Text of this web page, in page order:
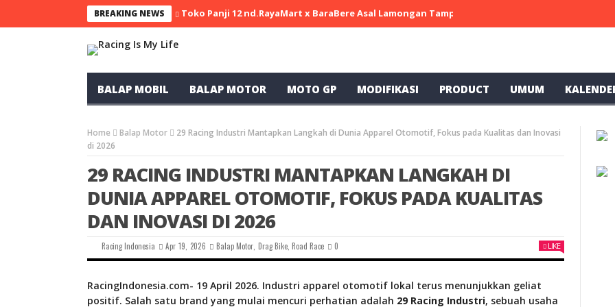
BREAKING NEWS Toko Panji 12 nd.RayaMart x BaraBere Asal Lamongan Tampil Kompetitif, Raih Tiga Podium di
BALAP MOBIL BALAP MOTOR MOTO GP MODIFIKASI PRODUCT UMUM
Home Balap Motor
29 Racing Industri Mantapkan Langkah di Dunia Apparel Otomotif, Fokus pada Kualitas dan Inovasi
di 2026
29 RACING INDUSTRI MANTAPKAN LANGKAH DI
DUNIA APPAREL OTOMOTIF, FOKUS PADA KUALITAS
DAN INOVASI DI 2026
Racing Indonesia Apr 19, 2026 Balap Motor Drag Bike,Road Race 0 LIKE
RacingIndonesia.com- 19 April 2026. Industri apparel otomotif lokal terus menunjukkan geliat
positif. Salah satu brand yang mulai mencuri perhatian adalah 29 Racing Industri, sebuah usaha